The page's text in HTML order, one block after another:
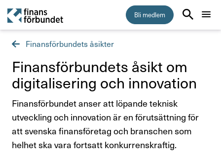
Bli medlem
Medlemskap
Råd & stöd
Om Finansförbundet
Finansförbundets åsikter
Finans­för­bun­dets åsikt om
digi­ta­li­se­ring och inno­va­tion
Finansförbundet anser att löpande teknisk
utveckling och innovation är en förutsättning för
att svenska finansföretag och branschen som
helhet ska vara fortsatt konkurrenskraftig.